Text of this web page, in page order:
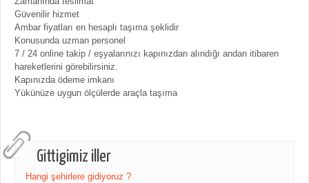
Gittigimiz iller
Hangi şehirlere gidiyoruz ?
Güvenilir hizmet
Ambar fiyatları en hesaplı taşıma şeklidir
Konusunda uzman personel
7 / 24 online takip / eşyalarınızı kapınızdan alındığı andan itibaren
hareketlerini görebilirsiniz.
Kapınızda ödeme imkanı
Yükünüze uygun ölçülerde araçla taşıma